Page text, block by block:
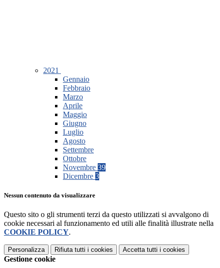
2021
Gennaio
Febbraio
Marzo
Aprile
Maggio
Giugno
Luglio
Agosto
Settembre
Ottobre
Novembre 39
Dicembre 3
Nessun contenuto da visualizzare
Questo sito o gli strumenti terzi da questo utilizzati si avvalgono di
cookie necessari al funzionamento ed utili alle finalità illustrate nella
COOKIE POLICY.
Personalizza Rifiuta tutti i cookies Accetta tutti i cookies
Gestione cookie